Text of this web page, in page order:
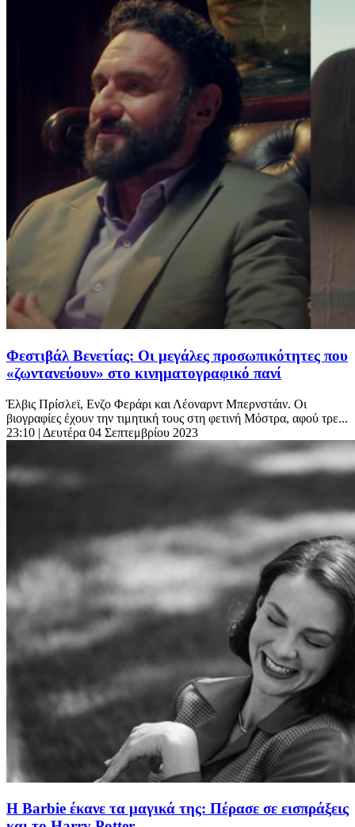
Φεστιβάλ Βενετίας: Οι μεγάλες προσωπικότητες που
«ζωντανεύουν» στο κινηματογραφικό πανί
Έλβις Πρίσλεϊ, Ενζο Φεράρι και Λέοναρντ Μπερνστάιν. Οι
βιογραφίες έχουν την τιμητική τους στη φετινή Μόστρα, αφού τρε...
23:10 | Δευτέρα 04 Σεπτεμβρίου 2023
Η Barbie έκανε τα μαγικά της: Πέρασε σε εισπράξεις